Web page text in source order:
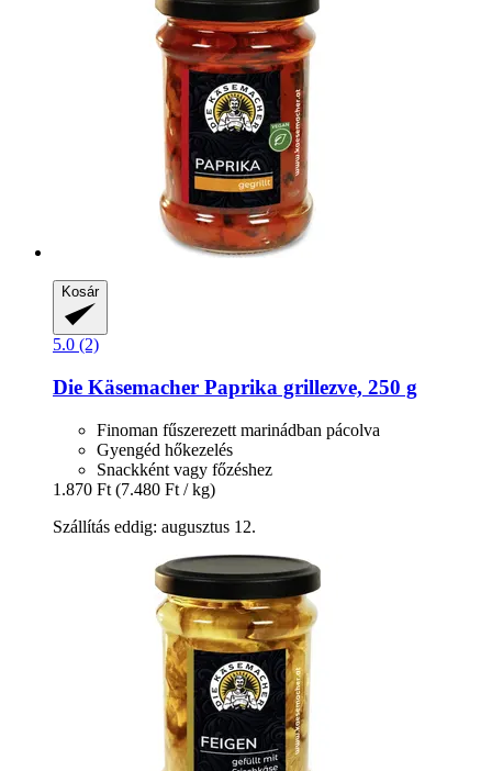
Kosár
5.0 (2)
Die Käsemacher Paprika grillezve, 250 g
Finoman fűszerezett marinádban pácolva
Gyengéd hőkezelés
Snackként vagy főzéshez
1.870 Ft (7.480 Ft / kg)
Szállítás eddig: augusztus 12.